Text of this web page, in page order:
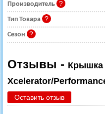
Производитель
Тип Товара
Сезон
Отзывы - Крышка
Xcelerator/
Оставить отзыв